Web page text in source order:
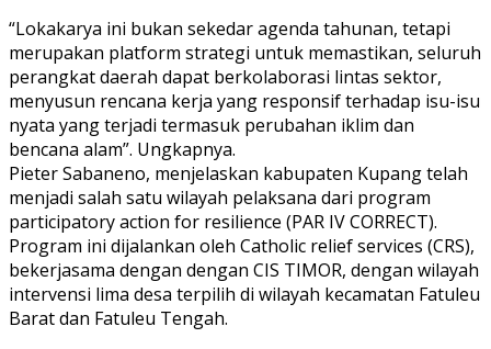
“Lokakarya ini bukan sekedar agenda tahunan, tetapi
merupakan platform strategi untuk memastikan, seluruh
perangkat daerah dapat berkolaborasi lintas sektor,
menyusun rencana kerja yang responsif terhadap isu-isu
nyata yang terjadi termasuk perubahan iklim dan
bencana alam”. Ungkapnya.
Pieter Sabaneno, menjelaskan kabupaten Kupang telah
menjadi salah satu wilayah pelaksana dari program
participatory action for resilience (PAR IV CORRECT).
Program ini dijalankan oleh Catholic relief services (CRS),
bekerjasama dengan dengan CIS TIMOR, dengan wilayah
intervensi lima desa terpilih di wilayah kecamatan Fatuleu
Barat dan Fatuleu Tengah.